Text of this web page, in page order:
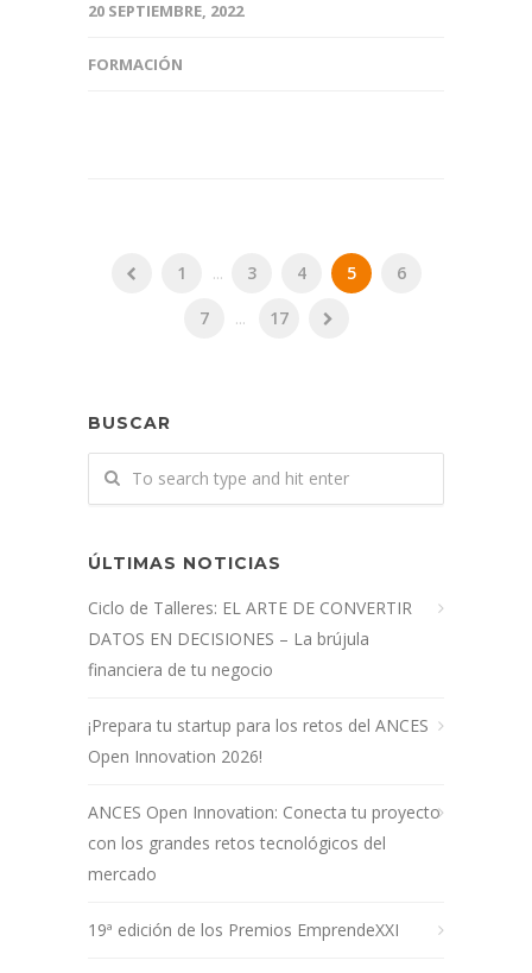
20 SEPTIEMBRE, 2022
FORMACIÓN
1 ... 3 4 5
6
7
... 17
BUSCAR
ÚLTIMAS NOTICIAS
Ciclo de Talleres: EL ARTE DE CONVERTIR
DATOS EN DECISIONES – La brújula
financiera de tu negocio
¡Prepara tu startup para los retos del ANCES
Open Innovation 2026!
ANCES Open Innovation: Conecta tu proyecto
con los grandes retos tecnológicos del
mercado
19ª edición de los Premios EmprendeXXI